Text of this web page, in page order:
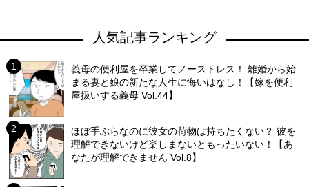
人気記事ランキング
義母の便利屋を卒業してノーストレス！ 離婚から始
まる妻と娘の新たな人生に悔いはなし！【嫁を便利
屋扱いする義母 Vol.44】
ほぼ手ぶらなのに彼女の荷物は持ちたくない？ 彼を
理解できないけど楽しまないともったいない！【あ
なたが理解できません Vol.8】